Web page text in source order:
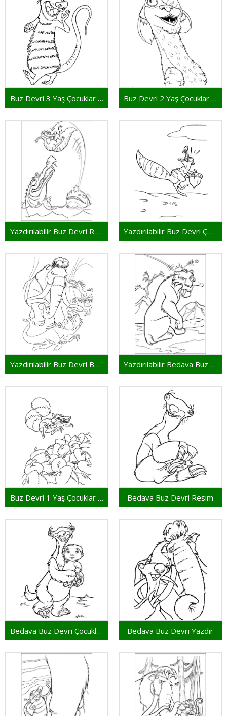
Buz Devri 3 Yaş Çocuklar İçin Buz Devri 2 Yaş Çocuklar İçin
Yazdırılabilir Buz Devri Resim Yazdırılabilir Buz Devri Çocuklar İçin
Yazdırılabilir Buz Devri Bedava Yazdırılabilir Bedava Buz Devri
Buz Devri 1 Yaş Çocuklar İçin Bedava Buz Devri Resim
Bedava Buz Devri Çocuklar İçin Bedava Buz Devri Yazdır